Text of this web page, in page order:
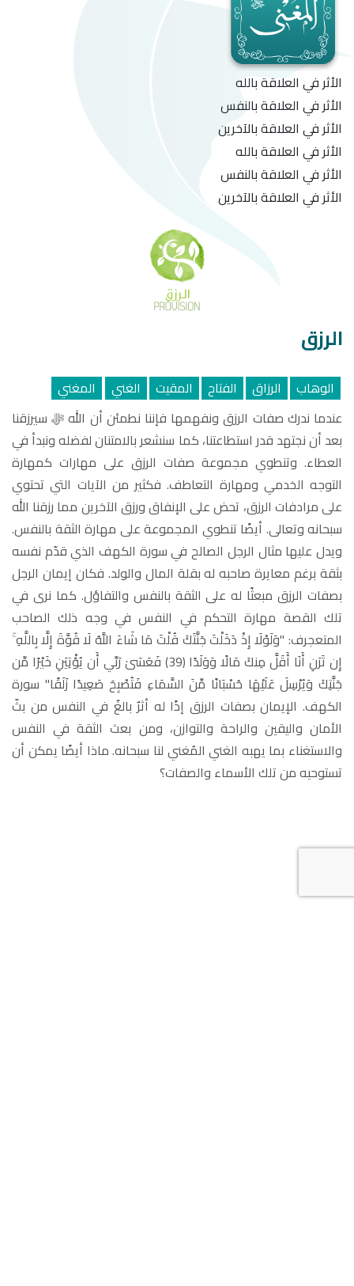
الأثر في العلاقة بالله
الأثر في العلاقة بالنفس
الأثر في العلاقة بالآخرين
الأثر في العلاقة بالله
الأثر في العلاقة بالنفس
الأثر في العلاقة بالآخرين
الرزق
الوهاب الرزاق الفتاح المقيت الغني
المغني
عندما ندرك صفات الرزق ونفهمها فإننا نطمئن أن الله ﷻ سيرزقنا
بعد أن نجتهد قدر استطاعتنا، كما سنشعر بالامتنان لفضله ونبدأ في
العطاء. وتنطوي مجموعة صفات الرزق على مهارات كمهارة
التوجه الخدمي ومهارة التعاطف. فكثير من الآيات التي تحتوي
على مرادفات الرزق، تحض على الإنفاق ورزق الآخرين مما رزقنا الله
سبحانه وتعالى. أيضًا تنطوي المجموعة على مهارة الثقة بالنفس.
ويدل عليها مثال الرجل الصالح في سورة الكهف الذي قدّم نفسه
بثقة برغم معايرة صاحبه له بقلة المال والولد. فكان إيمان الرجل
بصفات الرزق مبعثًا له على الثقة بالنفس والتفاؤل. كما نرى في
تلك القصة مهارة التحكم في النفس في وجه ذلك الصاحب
المتعجرف: "وَلَوْلَا إِذْ دَخَلْتَ جَنَّتَكَ قُلْتَ مَا شَاءَ اللَّهُ لَا قُوَّةَ إِلَّا بِاللَّهِ ۚ
إِن تَرَنِ أَنَا أَقَلَّ مِنكَ مَالًا وَوَلَدًا (39) فَعَسَىٰ رَبِّي أَن يُؤْتِيَنِ خَيْرًا مِّن
جَنَّتِكَ وَيُرْسِلَ عَلَيْهَا حُسْبَانًا مِّنَ السَّمَاءِ فَتُصْبِحَ صَعِيدًا زَلَقًا" سورة
الكهف. الإيمان بصفات الرزق إذًا له أثرٌ بالغٌ في النفس من بثّ
الأمان واليقين والراحة والتوازن، ومن بعث الثقة في النفس
والاستغناء بما يهبه الغني المُغني لنا سبحانه. ماذا أيضًا يمكن أن
تستوحيه من تلك الأسماء والصفات؟